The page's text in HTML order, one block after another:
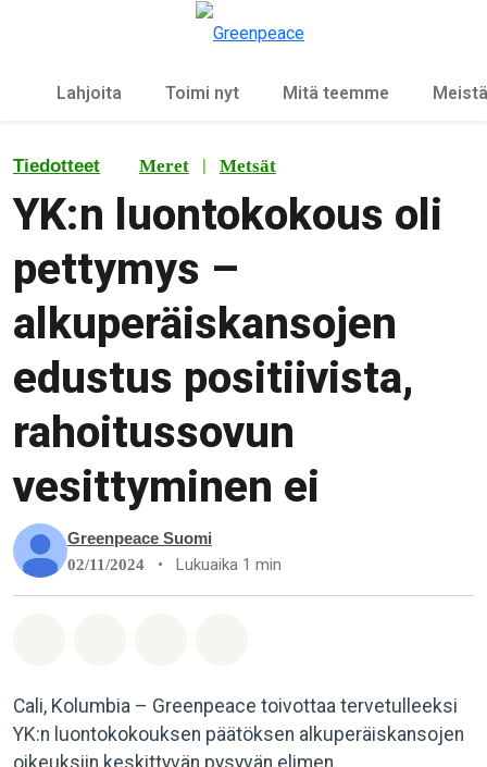
Lahjoita Toimi nyt Mitä teemme Meistä
Tiedotteet Meret | Metsät
YK:n luontokokous oli
pettymys –
alkuperäiskansojen
edustus positiivista,
rahoitussovun
vesittyminen ei
Greenpeace Suomi
02/11/2024 • Lukuaika 1 min
Cali, Kolumbia – Greenpeace toivottaa tervetulleeksi
YK:n luontokokouksen päätöksen alkuperäiskansojen
oikeuksiin keskittyvän pysyvän elimen